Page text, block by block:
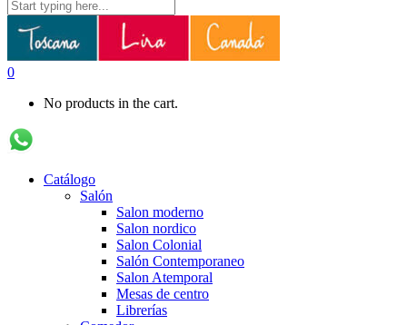
0
No products in the cart.
Catálogo
Salón
Salon moderno
Salon nordico
Salon Colonial
Salón Contemporaneo
Salon Atemporal
Mesas de centro
Librerías